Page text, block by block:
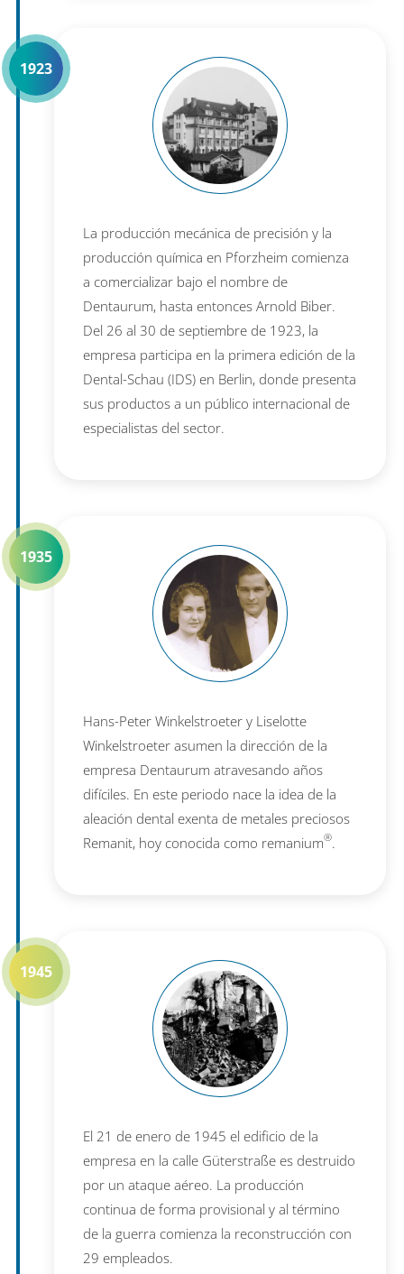
1923
La producción mecánica de precisión y la
producción química en Pforzheim comienza
a comercializar bajo el nombre de
Dentaurum, hasta entonces Arnold Biber.
Del 26 al 30 de septiembre de 1923, la
empresa participa en la primera edición de la
Dental-Schau (IDS) en Berlin, donde presenta
sus productos a un público internacional de
especialistas del sector.
1935
Hans-Peter Winkelstroeter y Liselotte
Winkelstroeter asumen la dirección de la
empresa Dentaurum atravesando años
difíciles. En este periodo nace la idea de la
aleación dental exenta de metales preciosos
Remanit, hoy conocida como remanium®.
1945
El 21 de enero de 1945 el edificio de la
empresa en la calle Güterstraße es destruido
por un ataque aéreo. La producción
continua de forma provisional y al término
de la guerra comienza la reconstrucción con
29 empleados.